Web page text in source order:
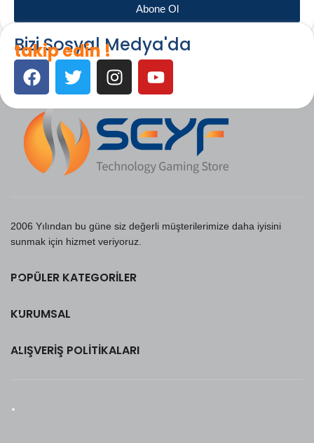
Abone Ol
Bizi Sosyal Medya'da
takip edin !
2006 Yılından bu güne siz değerli müşterilerimize daha iyisini
sunmak için hizmet veriyoruz.
POPÜLER KATEGORILER
KURUMSAL
ALIŞVERIŞ POLITIKALARI